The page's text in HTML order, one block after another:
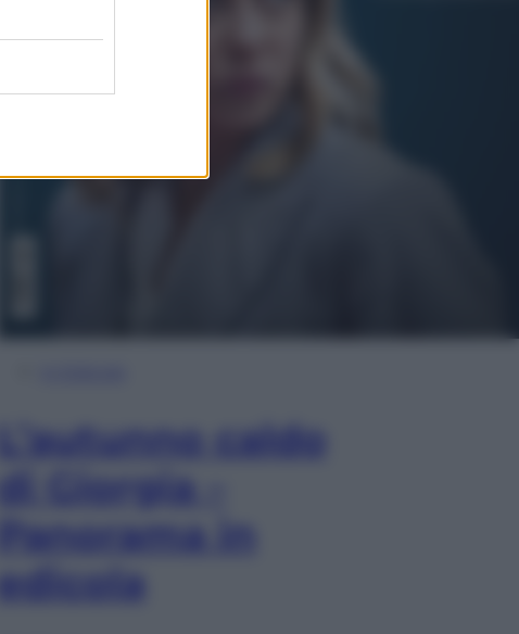
L’autunno caldo
di Giorgia –
Panorama in
edicola